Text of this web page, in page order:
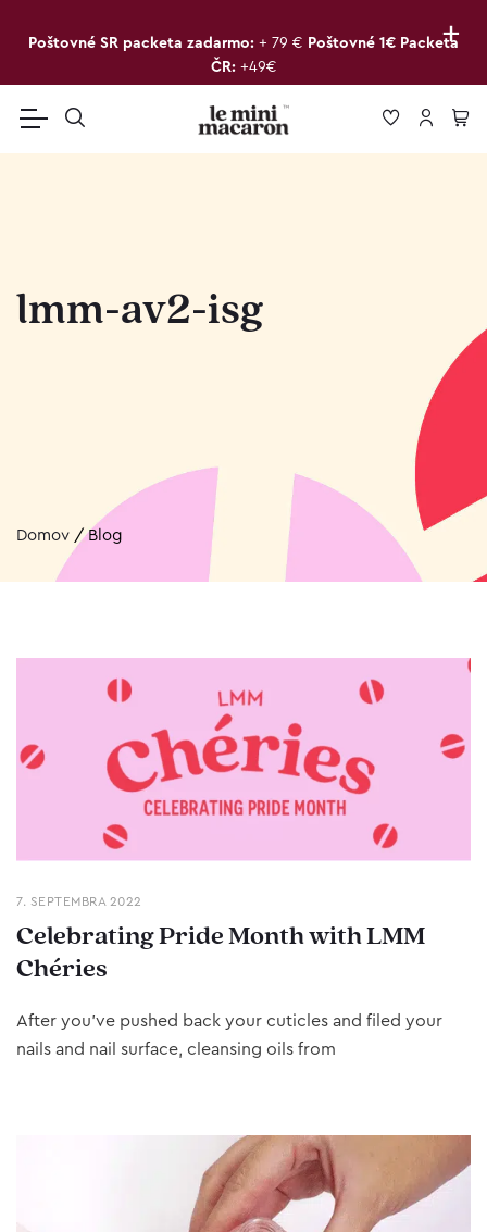
+
Poštovné SR packeta zadarmo: + 79 € Poštovné 1€ Packeta
ČR: +49€
lmm-av2-isg
Domov /Blog
7. SEPTEMBRA 2022
Celebrating Pride Month with LMM
Chéries
After you’ve pushed back your cuticles and filed your
nails and nail surface, cleansing oils from